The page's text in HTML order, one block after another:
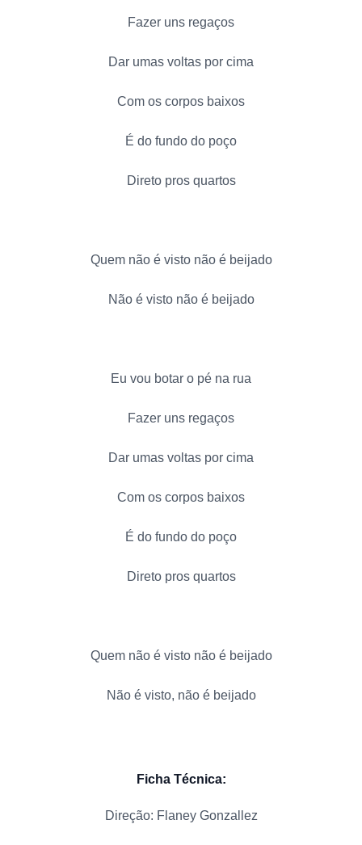
Fazer uns regaços
Dar umas voltas por cima
Com os corpos baixos
É do fundo do poço
Direto pros quartos
Quem não é visto não é beijado
Não é visto não é beijado
Eu vou botar o pé na rua
Fazer uns regaços
Dar umas voltas por cima
Com os corpos baixos
É do fundo do poço
Direto pros quartos
Quem não é visto não é beijado
Não é visto, não é beijado
Ficha Técnica:
Direção: Flaney Gonzallez